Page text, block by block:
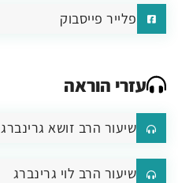
פלייר פייסבוק
עזרי הוראה
שיעור הרב זושא גרינברג
שיעור הרב לוי גרינברג